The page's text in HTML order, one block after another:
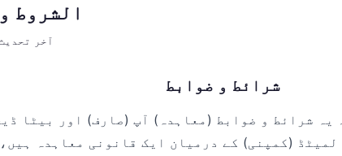
الشروط
آخر تحديث: 2026-
شرائط و ضوابط
(کمپنی) کے درمیان ایک قانونی معاہدہ